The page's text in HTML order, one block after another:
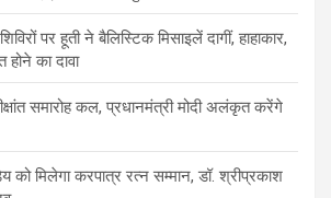
पर हूती ने बैलिस्टिक मिसाइलें दागीं, हाहाकार,
का दावा
समारोह कल, प्रधानमंत्री मोदी अलंकृत करेंगे
को मिलेगा करपात्र रत्न सम्मान, डॉ. श्रीप्रकाश